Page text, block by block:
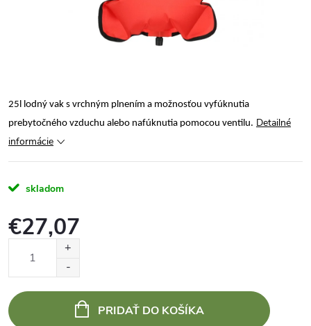
25l lodný vak s vrchným plnením a možnosťou vyfúknutia
prebytočného vzduchu alebo nafúknutia pomocou ventilu. Detailné
informácie
skladom
€27,07
PRIDAŤ DO KOŠÍKA